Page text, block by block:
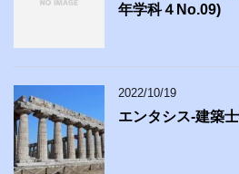
年学科４No.09)
2022/10/19
エンタシス-建築